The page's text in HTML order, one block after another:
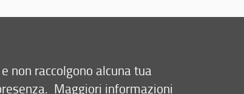
non raccolgono alcuna tua
Maggiori informazioni